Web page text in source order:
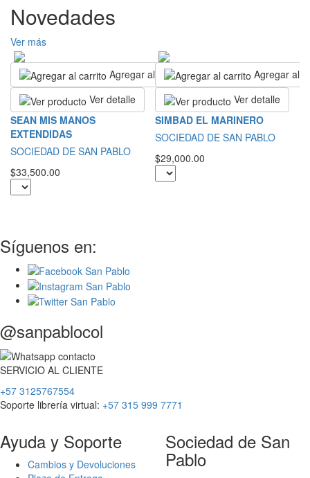
Novedades
Ver más
Agregar al carrito
Ver detalle
SEAN MIS MANOS
EXTENDIDAS
SOCIEDAD DE SAN PABLO
$33,500.00
Agregar al
Ver detalle
SIMBAD EL MARINERO
SOCIEDAD DE SAN PABLO
$29,000.00
Síguenos en:
@sanpablocol
SERVICIO AL CLIENTE
+57 3125767554
Soporte librería virtual: +57 315 999 7771
Ayuda y Soporte
Cambios y Devoluciones
Sociedad de San
Pablo